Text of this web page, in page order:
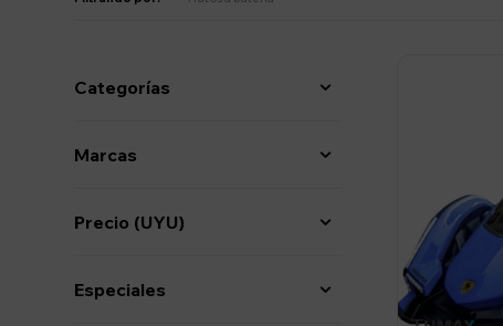
Categorías
Marcas
Precio (UYU)
Especiales